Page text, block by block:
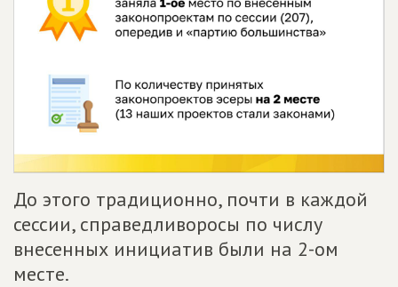
До этого традиционно, почти в каждой
сессии, справедливоросы по числу
внесенных инициатив были на 2-ом
месте.